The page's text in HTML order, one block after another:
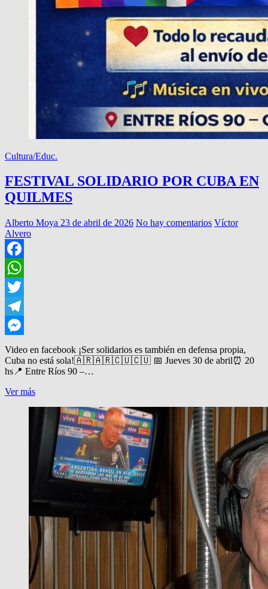
Cultura/Educ.
FESTIVAL SOLIDARIO POR CUBA EN
QUILMES
Alberto Moya 23 de abril de 2026 No hay comentarios Víctor
Alvero
Facebook
WhatsApp
Twitter
Telegram
Messenger
Video en facebook ¡Ser solidarios es también en defensa propia,
Cuba no está sola!🇦🇷🇦🇷🇨🇺🇨🇺 📅 Jueves 30 de abril⏰ 20
hs📍 Entre Ríos 90 –…
Ver másFESTIVAL
CUBA
QUILMES